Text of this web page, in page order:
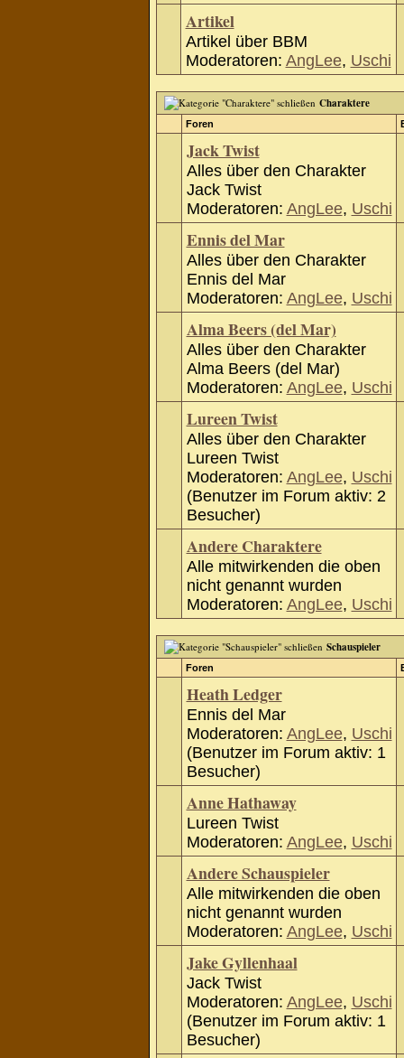
Artikel
Artikel über BBM
Moderatoren: AngLee, Uschi
Charaktere
Foren
Jack Twist
Alles über den Charakter
Jack Twist
Moderatoren: AngLee, Uschi
Ennis del Mar
Alles über den Charakter
Ennis del Mar
Moderatoren: AngLee, Uschi
Alma Beers (del Mar)
Alles über den Charakter
Alma Beers (del Mar)
Moderatoren: AngLee, Uschi
Lureen Twist
Alles über den Charakter
Lureen Twist
Moderatoren: AngLee, Uschi
(Benutzer im Forum aktiv: 2
Besucher)
Andere Charaktere
Alle mitwirkenden die oben
nicht genannt wurden
Moderatoren: AngLee, Uschi
Schauspieler
Foren
Heath Ledger
Ennis del Mar
Moderatoren: AngLee, Uschi
(Benutzer im Forum aktiv: 1
Besucher)
Anne Hathaway
Lureen Twist
Moderatoren: AngLee, Uschi
Andere Schauspieler
Alle mitwirkenden die oben
nicht genannt wurden
Moderatoren: AngLee, Uschi
Jake Gyllenhaal
Jack Twist
Moderatoren: AngLee, Uschi
(Benutzer im Forum aktiv: 1
Besucher)